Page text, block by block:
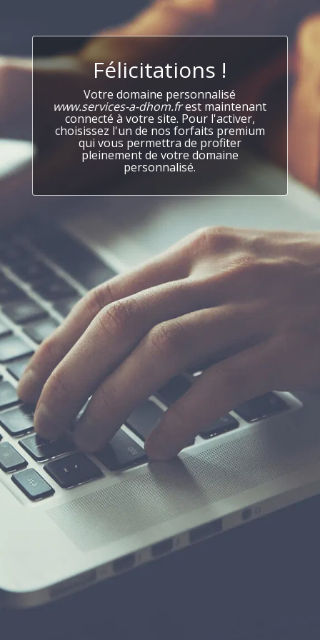
Félicitations !
Votre domaine personnalisé
www.services-a-dhom.frest maintenant
connecté à votre site. Pour l'activer,
choisissez l'un de nos forfaits premium
qui vous permettra de profiter
pleinement de votre domaine
personnalisé.